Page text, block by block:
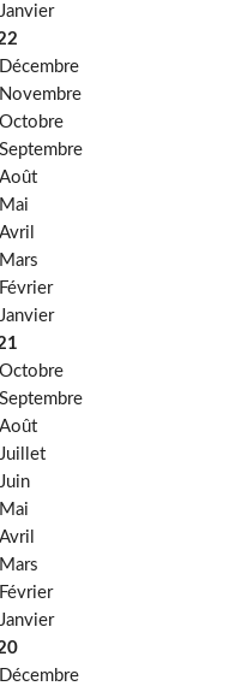
Janvier
Décembre
Novembre
Octobre
Septembre
Août
Mai
Avril
Mars
Février
Janvier
Octobre
Septembre
Août
Juillet
Juin
Mai
Avril
Mars
Février
Janvier
Décembre